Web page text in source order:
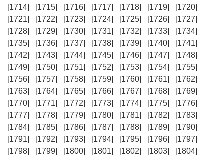
[1714]
[1715] [1716] [1717] [1718] [1719]
[1720]
[1721]
[1722] [1723] [1724] [1725] [1726]
[1727]
[1728]
[1729] [1730] [1731] [1732] [1733]
[1734]
[1735]
[1736] [1737] [1738] [1739] [1740]
[1741]
[1742]
[1743] [1744] [1745] [1746] [1747]
[1748]
[1749]
[1750] [1751] [1752] [1753] [1754]
[1755]
[1756]
[1757] [1758] [1759] [1760] [1761]
[1762]
[1763]
[1764] [1765] [1766] [1767] [1768]
[1769]
[1770]
[1771] [1772] [1773] [1774] [1775]
[1776]
[1777]
[1778] [1779] [1780] [1781] [1782]
[1783]
[1784]
[1785] [1786] [1787] [1788] [1789]
[1790]
[1791]
[1792] [1793] [1794] [1795] [1796]
[1797]
[1798]
[1799] [1800] [1801] [1802] [1803]
[1804]